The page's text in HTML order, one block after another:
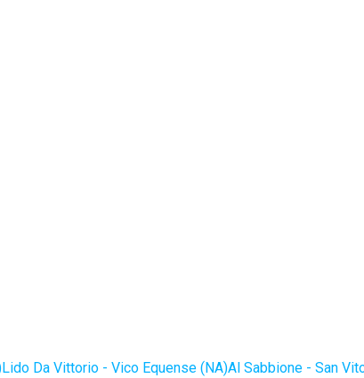
Lido Da Vittorio - Vico Equense (NA)Al Sabbione - San